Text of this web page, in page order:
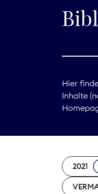
Hier
Inhalte
2021